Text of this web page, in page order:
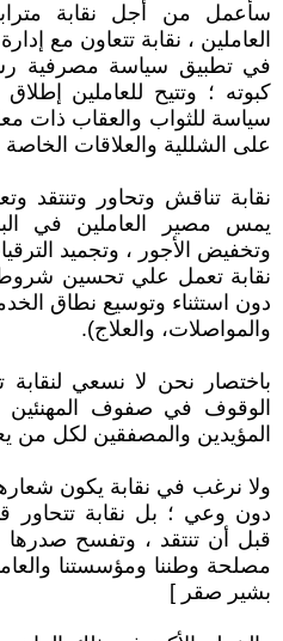
سأعمل من أجل نقابة
العاملين ، نقابة تتعاون مع
في تطبيق سياسة مصرفية
كبوته ؛ وتتيح للعاملين
سياسة للثواب والعقاب ذات
على الشللية والعلاقات
نقابة تناقش وتحاور وتنتقد
يمس مصير العاملين في
وتخفيض الأجور ، وتجميد
نقابة تعمل علي تحسين
دون استثناء وتوسيع نطاق
والمواصلات، والعلاج).
باختصار نحن لا نسعي لنقابة
الوقوف في صفوف المهنئين
المؤيدين والمصفقين لكل من
ولا نرغب في نقابة يكون
دون وعي ؛ بل نقابة تتحاور
قبل أن تنتقد ، وتفسح
مصلحة وطننا ومؤسستنا
بشير صقر ]